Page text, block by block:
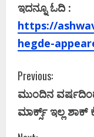
ಇದನ್ನೂ ಓದಿ :
https://
hegde-
C
o
n
Previous:
ಮುಂದಿನ‌
ಮಾರ್ಕ್ಸ್ ಇಲ್ಲ